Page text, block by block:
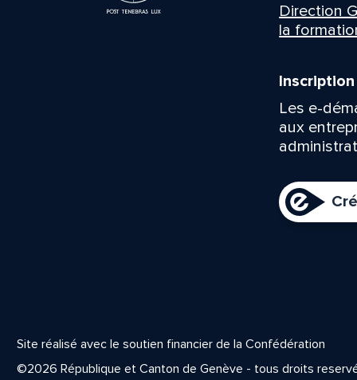
Direction
la
Les e-
aux
Site réalisé avec le soutien financier de la Confédération
©2026 République et Canton de Genève - tous droits